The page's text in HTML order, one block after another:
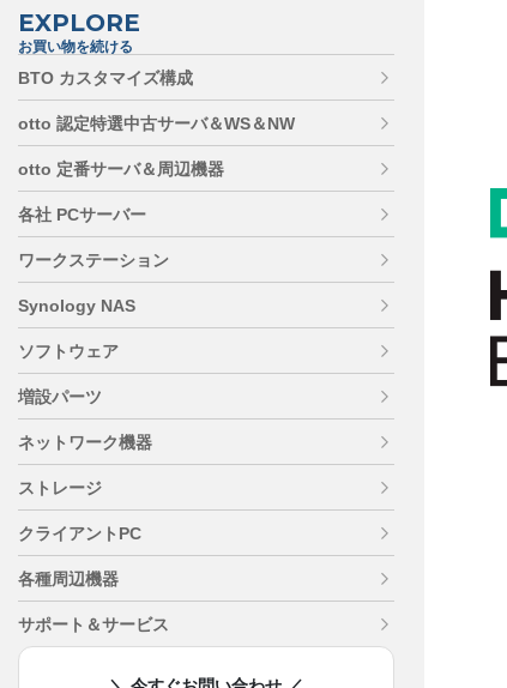
EXPLORE
お買い物を続ける
BTO カスタマイズ構成
otto 認定特選中古サーバ＆WS＆NW
otto 定番サーバ＆周辺機器
各社 PCサーバー
ワークステーション
Synology NAS
ソフトウェア
増設パーツ
ネットワーク機器
ストレージ
クライアントPC
各種周辺機器
サポート＆サービス